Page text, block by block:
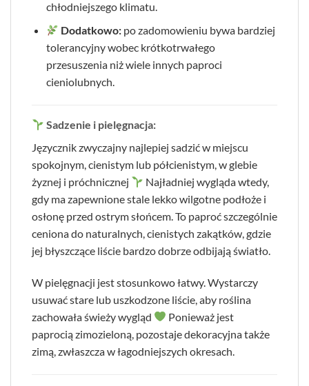
chłodniejszego klimatu.
Dodatkowo: po zadomowieniu bywa bardziej
tolerancyjny wobec krótkotrwałego
przesuszenia niż wiele innych paproci
cieniolubnych.
Sadzenie i pielęgnacja:
Języcznik zwyczajny najlepiej sadzić w miejscu
spokojnym, cienistym lub półcienistym, w glebie
żyznej i próchnicznej
Najładniej wygląda wtedy,
gdy ma zapewnione stale lekko wilgotne podłoże i
osłonę przed ostrym słońcem. To paproć szczególnie
ceniona do naturalnych, cienistych zakątków, gdzie
jej błyszczące liście bardzo dobrze odbijają światło.
W pielęgnacji jest stosunkowo łatwy. Wystarczy
usuwać stare lub uszkodzone liście, aby roślina
zachowała świeży wygląd
Ponieważ jest
paprocią zimozieloną, pozostaje dekoracyjna także
zimą, zwłaszcza w łagodniejszych okresach.